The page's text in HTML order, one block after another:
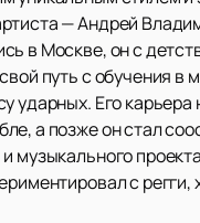
— Андрей
в Москве, он с
путь с обучения в
ударных. Его карьера
а позже он стал
музыкального
с регги,